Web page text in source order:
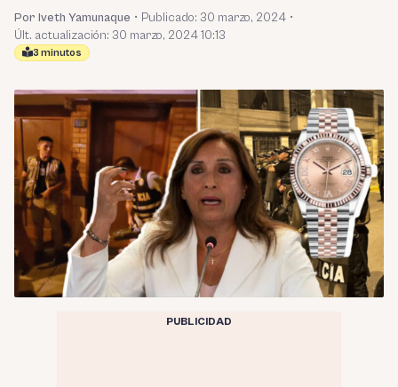
Por Iveth Yamunaque • Publicado: 30 marzo, 2024 •
Últ. actualización: 30 marzo, 2024 10:13
3 minutos
PUBLICIDAD